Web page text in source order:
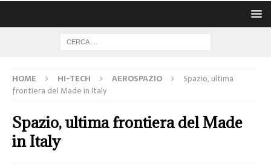
HOME HI-TECH AEROSPAZIO
Spazio, ultima
frontiera del Made in Italy
Spazio, ultima frontiera del Made
in Italy